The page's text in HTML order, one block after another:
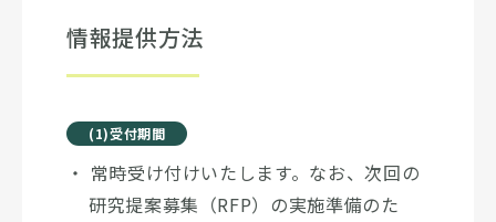
情報提供方法
(1)受付期間
常時受け付けいたします。なお、次回の
研究提案募集（RFP）の実施準備のた